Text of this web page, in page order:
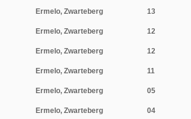
Ermelo, Zwarteberg 13
Ermelo, Zwarteberg 12
Ermelo, Zwarteberg 12
Ermelo, Zwarteberg 11
Ermelo, Zwarteberg 05
Ermelo, Zwarteberg 04